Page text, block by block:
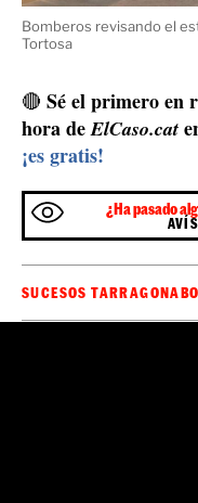
Bomberos revisando el
Tortosa
🔴 Sé el primero en
hora deElCaso.cat
¡es gratis!
¿Ha pasado
SUCESOS TARRAGONA